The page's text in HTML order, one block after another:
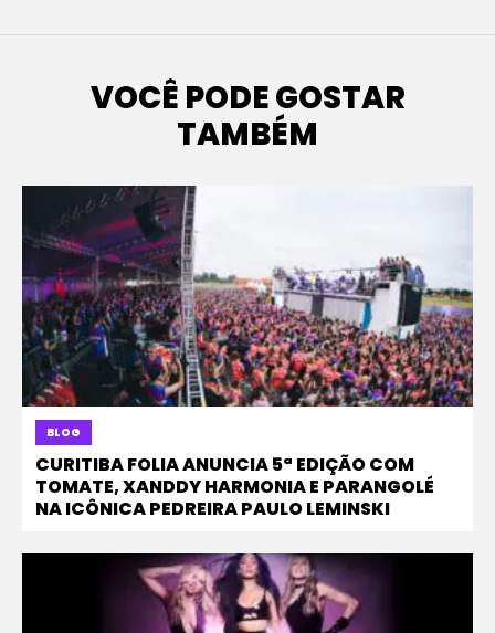
VOCÊ PODE GOSTAR
TAMBÉM
BLOG
CURITIBA FOLIA ANUNCIA 5ª EDIÇÃO COM
TOMATE, XANDDY HARMONIA E PARANGOLÉ
NA ICÔNICA PEDREIRA PAULO LEMINSKI